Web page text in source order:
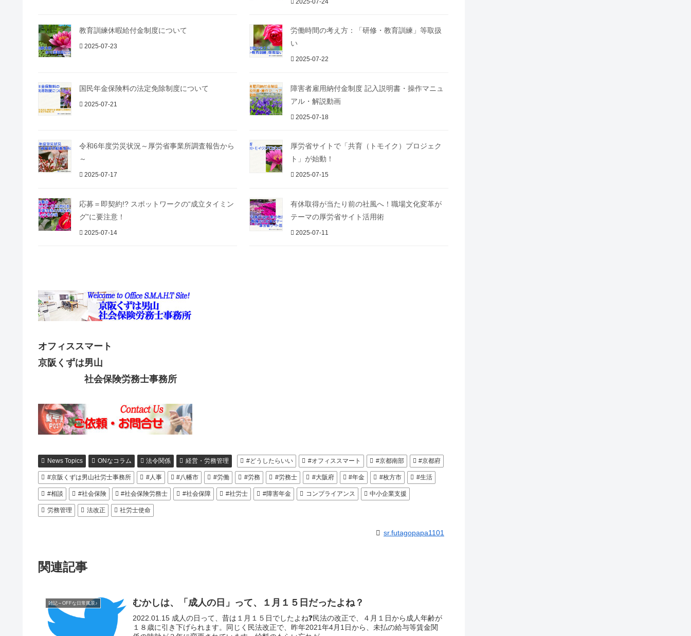
2025-07-24
教育訓練休暇給付金制度について
2025-07-23
労働時間の考え方：「研修・教育訓練」等取扱
い
2025-07-22
国民年金保険料の法定免除制度について
2025-07-21
障害者雇用納付金制度 記入説明書・操作マニュ
アル・解説動画
2025-07-18
令和6年度労災状況～厚労省事業所調査報告から
～
2025-07-17
厚労省サイトで「共育（トモイク）プロジェク
ト」が始動！
2025-07-15
応募＝即契約!? スポットワークの“成立タイミン
グ”に要注意！
2025-07-14
有休取得が当たり前の社風へ！職場文化変革が
テーマの厚労省サイト活用術
2025-07-11
オフィススマート
京阪くずは男山
社会保険労務士事務所
News Topics ONなコラム 法令関係 経営・労務管理 #どうしたらいい #オフィススマート #京都南部 #京都府
#京阪くずは男山社労士事務所 #人事 #八幡市 #労働 #労務 #労務士 #大阪府 #年金 #枚方市 #生活
#相談 #社会保険 #社会保険労務士 #社会保障 #社労士 #障害年金 コンプライアンス 中小企業支援
労務管理 法改正 社労士使命
sr.futagopapa1101
関連記事
雑記～OFFな日常風景♪ むかしは、「成人の日」って、１月１５日だったよね？
2022.01.15 成人の日って、昔は１月１５日でしたよね❓民法の改正で、４月１日から成人年齢が
１８歳に引き下げられます。同じく民法改正で、昨年2021年4月1日から、未払の給与等賃金関